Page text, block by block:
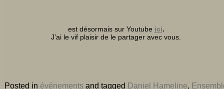
est désormais sur Youtube ici.
J’ai le vif plaisir de le partager avec vous.
Posted in événements and tagged Daniel Hameline,